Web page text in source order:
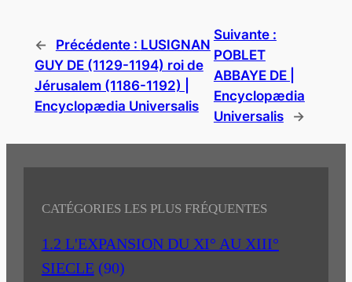
← Précédente : LUSIGNAN
GUY DE (1129-1194) roi de
Jérusalem (1186-1192) |
Encyclopædia Universalis
Suivante :
POBLET
ABBAYE DE |
Encyclopædia
Universalis
→
CATÉGORIES LES PLUS FRÉQUENTES
1.2 L'EXPANSION DU XI° AU XIII°
SIECLE (90)